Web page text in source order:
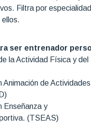
Filtra por
ser entrenador
la Actividad Física y
Animación de
Enseñanza y
(TSEAS)